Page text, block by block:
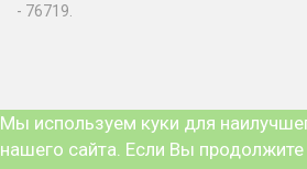
- 76719.
Мы используем куки для
нашего сайта. Если Вы продолжите